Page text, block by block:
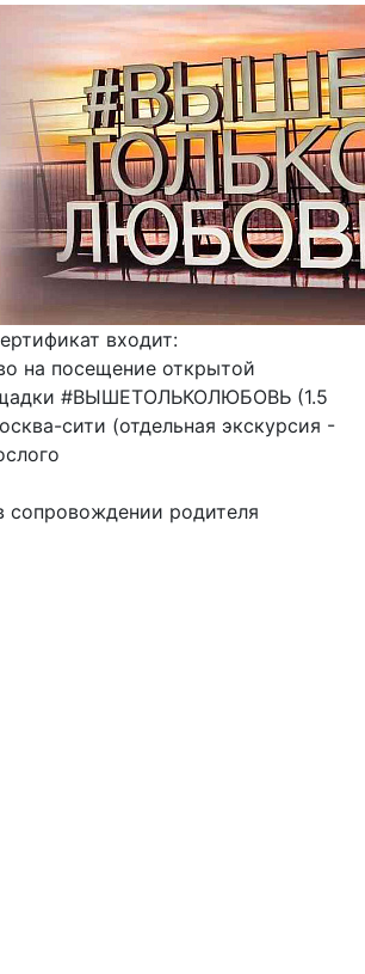
входит:
на посещение открытой
#ВЫШЕТОЛЬКОЛЮБОВЬ (1.5
сити (отдельная экскурсия -
сопровождении родителя